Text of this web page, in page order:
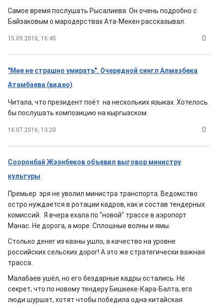
Самое время послушать Рысалиева. Он очень подробно с
Байзаковым о мародерствах Ата-Мекен рассказывал.
15.09.2016, 16:45 0
"Мне не страшно умирать". Очередной сингл Алмазбека
Атамбаева (видео)
Читала, что президент поёт на нескольких языках. Хотелось
бы послушать композицию на кыргызском.
16.07.2016, 13:20 0
Сооронбай Жээнбеков объявил выговор министру
культуры
Премьер зря не уволил министра транспорта. Ведомство
остро нуждается в ротации кадров, как и состав тендерных
комиссий. Я вчера ехала по "новой" трассе в аэропорт
Манас. Не дорога, а море. Сплошные волны и ямы.
Столько денег из казны ушло, а качество на уровне
российских сельских дорог! А это же стратегически важная
трасса.
Малабаев ушёл, но его бездарные кадры остались. Не
секрет, что по новому тендеру Бишкеке-Кара-Балта, его
люди шуршат, хотят чтобы победила одна китайская